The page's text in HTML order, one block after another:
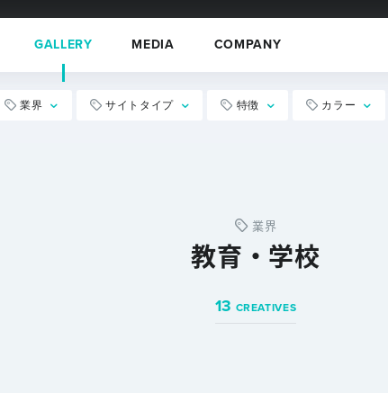
GALLERY MEDIA COMPANY
業界 サイトタイプ 特徴 カラー
業界
教育・学校
13 CREATIVES